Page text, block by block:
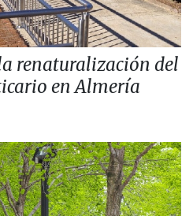
renaturalización del
en Almería